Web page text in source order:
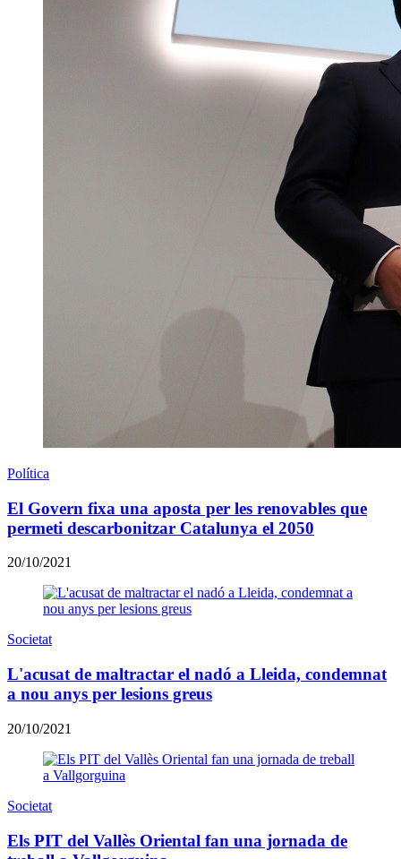
Política
El Govern fixa una aposta per les renovables que
permeti descarbonitzar Catalunya el 2050
20/10/2021
Societat
L'acusat de maltractar el nadó a Lleida, condemnat
a nou anys per lesions greus
20/10/2021
Societat
Els PIT del Vallès Oriental fan una jornada de